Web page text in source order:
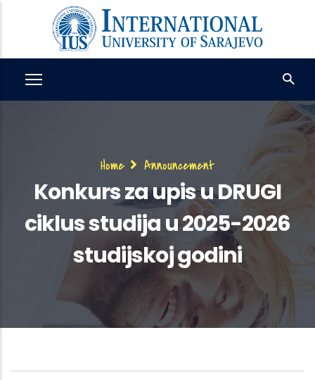
content
Breadcrumb
Home Announcement
Konkurs za upis u DRUGI
ciklus studija u 2025-2026
studijskoj godini